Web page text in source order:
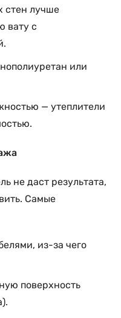
стен лучше
вату с
или
— утеплители
не даст результата,
Самые
из-за чего
поверхность